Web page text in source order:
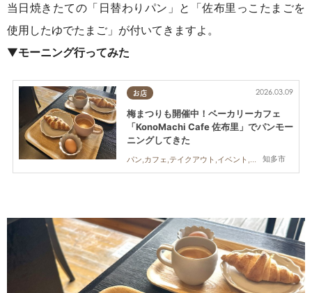
当日焼きたての「日替わりパン」と「佐布里っこたまごを
使用したゆでたまご」が付いてきますよ。
▼モーニング行ってみた
お店
知多市
2026.03.09
梅まつりも開催中！ベーカリーカフェ
「KonoMachi Cafe 佐布里」でパンモー
ニングしてきた
パン,カフェ,テイクアウト,イベント,自然,行ってみたレポ